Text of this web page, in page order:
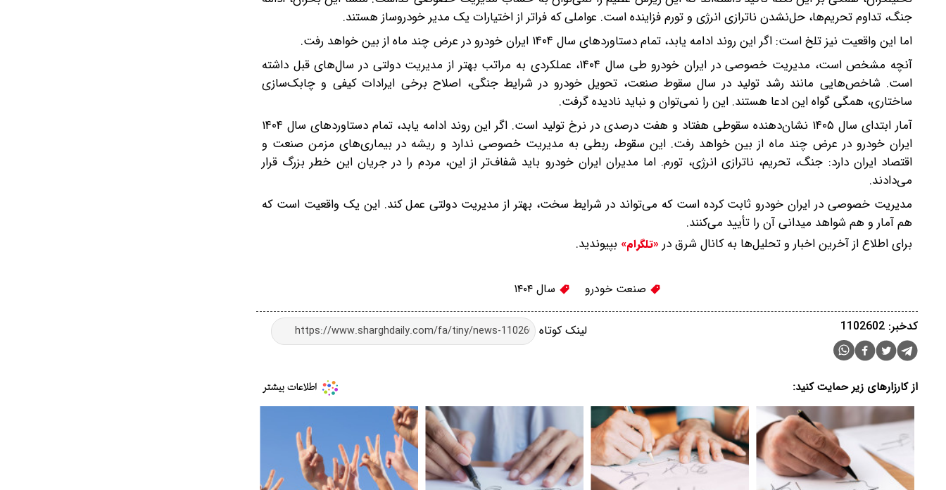
جنگ، تداوم تحریم‌ها، حل‌نشدن ناترازی انرژی و تورم فزاینده است. عواملی که فراتر از اختیارات یک مدیر خودروساز هستند.
اما این واقعیت نیز تلخ است: اگر این روند ادامه یابد، تمام دستاوردهای سال ۱۴۰۴ ایران خودرو در عرض چند ماه از بین خواهد رفت.
آنچه مشخص است، مدیریت خصوصی در ایران خودرو طی سال ۱۴۰۴، عملکردی به مراتب بهتر از مدیریت دولتی در سال‌های قبل داشته
است. شاخص‌هایی مانند رشد تولید در سال سقوط صنعت، تحویل خودرو در شرایط جنگی، اصلاح برخی ایرادات کیفی و چابک‌سازی
ساختاری، همگی گواه این ادعا هستند. این را نمی‌توان و نباید نادیده گرفت.
آمار ابتدای سال ۱۴۰۵ نشان‌دهنده سقوطی هفتاد و هفت درصدی در نرخ تولید است. اگر این روند ادامه یابد، تمام دستاوردهای سال ۱۴۰۴
ایران خودرو در عرض چند ماه از بین خواهد رفت. این سقوط، ربطی به مدیریت خصوصی ندارد و ریشه در بیماری‌های مزمن صنعت و
اقتصاد ایران دارد: جنگ، تحریم، ناترازی انرژی، تورم. اما مدیران ایران خودرو باید شفاف‌تر از این، مردم را در جریان این خطر بزرگ قرار
می‌دادند.
مدیریت خصوصی در ایران خودرو ثابت کرده است که می‌تواند در شرایط سخت، بهتر از مدیریت دولتی عمل کند. این یک واقعیت است که
هم آمار و هم شواهد میدانی آن را تأیید می‌کنند.
برای اطلاع از آخرین اخبار و تحلیل‌ها به کانال شرق در «تلگرام» بپیوندید.
صنعت خودرو سال ۱۴۰۴
لینک کوتاه کدخبر: 1102602
از کارزارهای زیر حمایت کنید: